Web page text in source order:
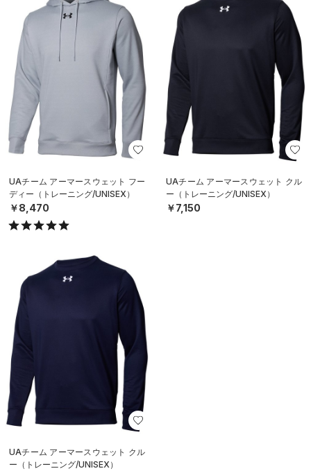
UAチーム アーマースウェット フー
ディー（トレーニング/UNISEX）
￥8,470
UAチーム アーマースウェット クル
ー（トレーニング/UNISEX）
￥7,150
UAチーム アーマースウェット クル
ー（トレーニング/UNISEX）